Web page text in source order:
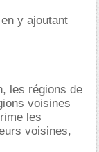
y ajoutant
les régions de
voisines
les
voisines,